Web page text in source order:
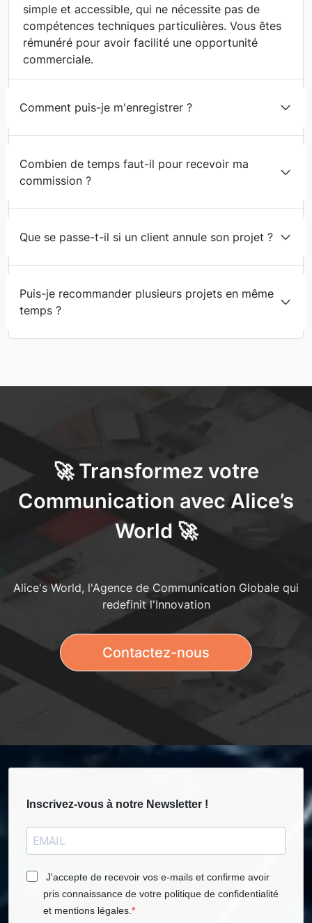
simple et accessible, qui ne nécessite pas de
compétences techniques particulières. Vous êtes
rémunéré pour avoir facilité une opportunité
commerciale.
Comment puis-je m'enregistrer ?
Combien de temps faut-il pour recevoir ma
commission ?
Que se passe-t-il si un client annule son projet ?
Puis-je recommander plusieurs projets en même
temps ?
🚀 Transformez votre
Communication avec Alice’s
World 🚀
Alice's World, l'Agence de Communication Globale qui
redefinit l'Innovation
Contactez-nous
Inscrivez-vous à notre Newsletter !
J'accepte de recevoir vos e-mails et confirme avoir
pris connaissance de votre politique de confidentialité
et mentions légales.